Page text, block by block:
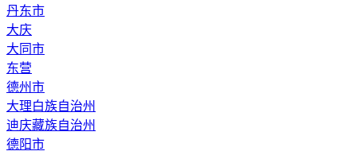
丹东市
大庆
大同市
东营
德州市
大理白族自治州
迪庆藏族自治州
德阳市